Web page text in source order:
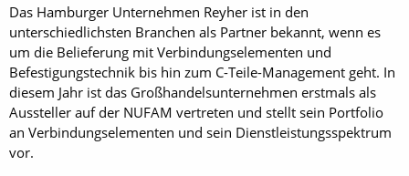
Das Hamburger Unternehmen Reyher ist in den
unterschiedlichsten Branchen als Partner bekannt, wenn es
um die Belieferung mit Verbindungselementen und
Befestigungstechnik bis hin zum C-Teile-Management geht. In
diesem Jahr ist das Großhandelsunternehmen erstmals als
Aussteller auf der NUFAM vertreten und stellt sein Portfolio
an Verbindungselementen und sein Dienstleistungsspektrum
vor.